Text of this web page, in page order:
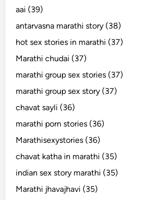
aai (39)
antarvasna marathi story (38)
hot sex stories in marathi (37)
Marathi chudai (37)
marathi group sex stories (37)
marathi group sex story (37)
chavat sayli (36)
marathi porn stories (36)
Marathisexystories (36)
chavat katha in marathi (35)
indian sex story marathi (35)
Marathi jhavajhavi (35)